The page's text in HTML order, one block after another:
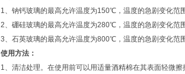
1、钠钙玻璃的最高允许温度为150℃，温度的急剧变化范
2、硼硅玻璃的最高允许温度为280℃，温度的急剧变化范
3、石英玻璃的最高允许温度为800℃，温度的急剧变化范
使用方法：
1、清洁处理。在使用前可以用适量酒精棉在其表面轻微